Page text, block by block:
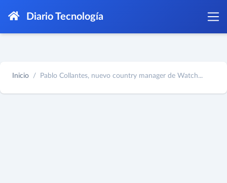
Diario Tecnología
Inicio Pablo Collantes, nuevo country manager de Watch...